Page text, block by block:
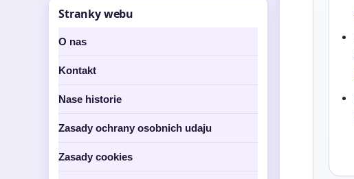
Stranky webu
O nas
Kontakt
Nase historie
Zasady ochrany osobnich udaju
Zasady cookies